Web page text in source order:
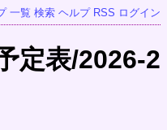
一覧 検索 ヘルプ RSS ログイン
定表/2026-2